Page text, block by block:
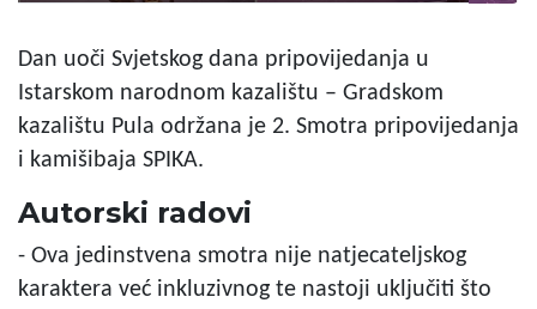
Dan uoči Svjetskog dana pripovijedanja u
Istarskom narodnom kazalištu – Gradskom
kazalištu Pula održana je 2. Smotra pripovijedanja
i kamišibaja SPIKA.
Autorski radovi
- Ova jedinstvena smotra nije natjecateljskog
karaktera već inkluzivnog te nastoji uključiti što